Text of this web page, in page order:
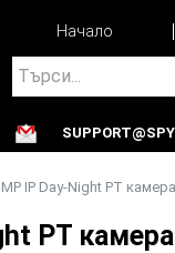
Начало
Search
IP Day-Night PT
PT